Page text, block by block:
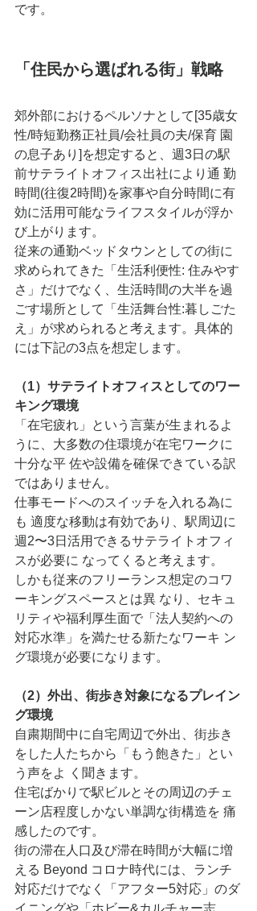
です。
「住⺠から選ばれる街」戦略
郊外部におけるペルソナとして[35歳女
性/時短勤務正社員/会社員の夫/保育 園
の息子あり]を想定すると、週3日の駅
前サテライトオフィス出社により通 勤
時間(往復2時間)を家事や自分時間に有
効に活用可能なライフスタイルが浮か
び上がります。
従来の通勤ベッドタウンとしての街に
求められてきた「生活利便性: 住みやす
さ」だけでなく、生活時間の大半を過
ごす場所として「生活舞台性:暮しごた
え」が求められると考えます。具体的
には下記の3点を想定します。
（1）サテライトオフィスとしてのワー
キング環境
「在宅疲れ」という言葉が生まれるよ
うに、大多数の住環境が在宅ワークに
十分な平 佐や設備を確保できている訳
ではありません。
仕事モードへのスイッチを入れる為に
も 適度な移動は有効であり、駅周辺に
週2〜3日活用できるサテライトオフィ
スが必要に なってくると考えます。
しかも従来のフリーランス想定のコワ
ーキングスペースとは異 なり、セキュ
リティや福利厚生面で「法人契約への
対応水準」を満たせる新たなワーキ ン
グ環境が必要になります。
（2）外出、街歩き対象になるプレイン
グ環境
自粛期間中に自宅周辺で外出、街歩き
をした人たちから「もう飽きた」とい
う声をよ く聞きます。
住宅ばかりで駅ビルとその周辺のチェ
ーン店程度しかない単調な街構造を 痛
感したのです。
街の滞在人口及び滞在時間が大幅に増
える Beyond コロナ時代には、ランチ
対応だけでなく「アフター5対応」のダ
イニングや「ホビー&カルチャー志